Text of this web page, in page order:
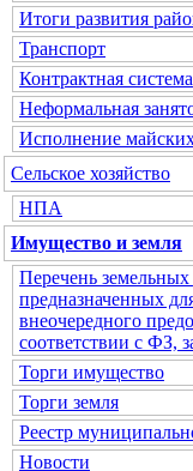
Итоги развития
Транспорт
Контрактная система
Неформальная
Исполнение
Сельское хозяйство
НПА
Имущество и земля
Перечень земельных
предназначенных
внеочередного
соответствии с ФЗ,
Торги имущество
Торги земля
Реестр
Новости